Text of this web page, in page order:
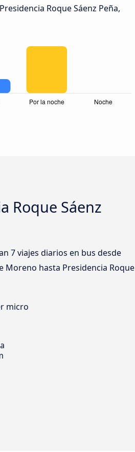
Roque Sáenz Peña,
Roque Sáenz
7 viajes diarios en bus desde
Moreno hasta Presidencia Roque
micro